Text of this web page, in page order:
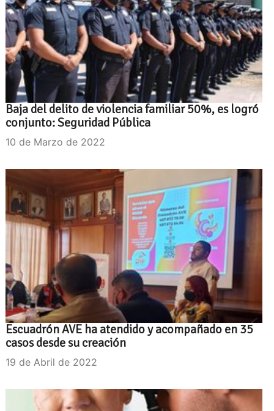
Baja del delito de violencia familiar 50%, es logró
conjunto: Seguridad Pública
10 de Marzo de 2022
Escuadrón AVE ha atendido y acompañado en 35
casos desde su creación
19 de Abril de 2022